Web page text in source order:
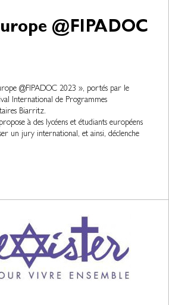
@FIPADOC
@FIPADOC 2023 », portés par le
International de Programmes
Biarritz.
à des lycéens et étudiants européens
un jury international, et ainsi, déclenche